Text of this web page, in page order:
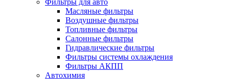
Фильтры для авто
Масляные фильтры
Воздушные фильтры
Топливные фильтры
Салонные фильтры
Гидравлические фильтры
Фильтры системы охлаждения
Фильтры АКПП
Автохимия